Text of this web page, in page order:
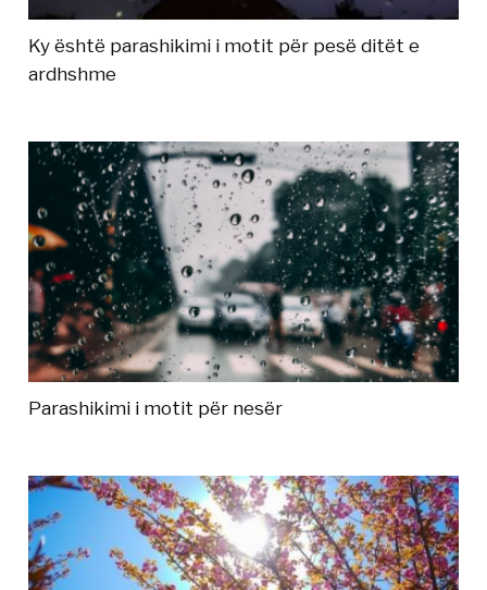
Ky është parashikimi i motit për pesë ditët e
ardhshme
Parashikimi i motit për nesër